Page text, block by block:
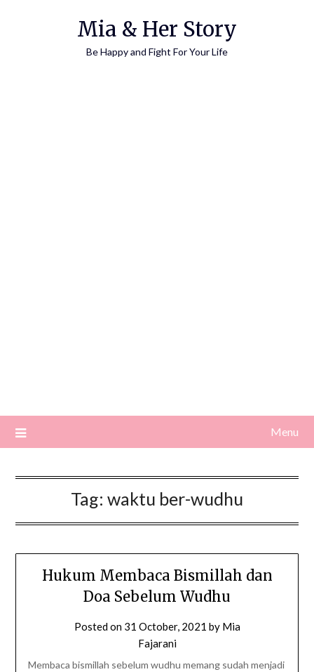
Mia & Her Story
Be Happy and Fight For Your Life
Menu
Tag: waktu ber-wudhu
Hukum Membaca Bismillah dan
Doa Sebelum Wudhu
Posted on 31 October, 2021 by Mia
Fajarani
Membaca bismillah sebelum wudhu memang sudah menjadi